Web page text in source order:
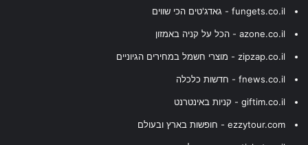
fungets.co.il - גאדג'טים הכי שווים
azone.co.il - הכל על קניה באמזון
zipzap.co.il - מוצרי חשמל במחירים הגיוניים
fnews.co.il - חדשות כלכלה
giftim.co.il - קניות באינטרנט
ezzytour.com - חופשות בארץ ובעולם